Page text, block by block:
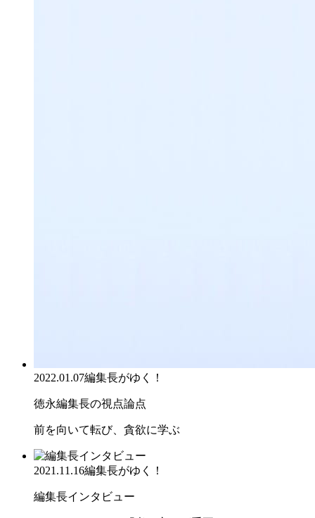
2022.01.07編集長がゆく！
徳永編集長の視点論点
前を向いて転び、貪欲に学ぶ
2021.11.16編集長がゆく！
編集長インタビュー